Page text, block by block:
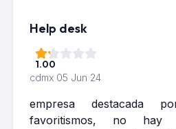
Help desk
1.00
cdmx 05 Jun 24
empresa destacada
favoritismos, no hay